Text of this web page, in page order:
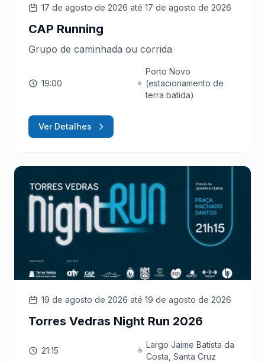
17 de agosto de 2026 até 17 de agosto de 2026
CAP Running
Grupo de caminhada ou corrida
19:00
Porto Novo
(estacionamento de
terra batida)
Ver Detalhes
19 de agosto de 2026 até 19 de agosto de 2026
Torres Vedras Night Run 2026
21:15
Largo Jaime Batista da
Costa, Santa Cruz